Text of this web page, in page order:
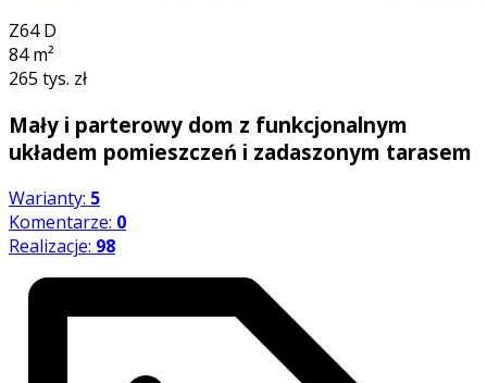
Z64 D
84m²
265 tys. zł
Mały i parterowy dom z funkcjonalnym
układem pomieszczeń i zadaszonym tarasem
Warianty: 5
Komentarze: 0
Realizacje: 98